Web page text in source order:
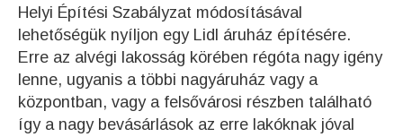
Helyi Építési Szabályzat módosításával
lehetőségük nyíljon egy Lidl áruház építésére.
Erre az alvégi lakosság körében régóta nagy igény
lenne, ugyanis a többi nagyáruház vagy a
központban, vagy a felsővárosi részben található
így a nagy bevásárlások az erre lakóknak jóval